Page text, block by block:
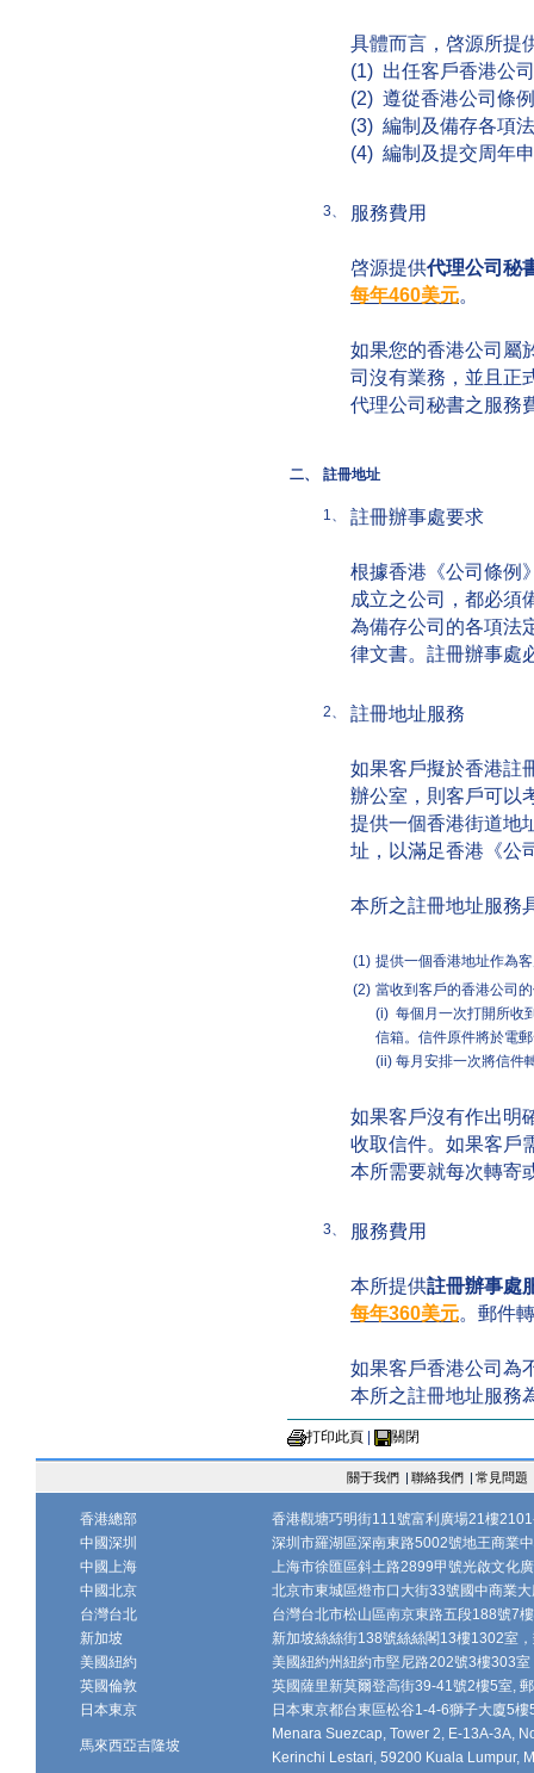
具體而言，啓源所提
(1) 出任客戶香港公
(2) 遵從香港公司條
(3) 編制及備存各項
(4) 編制及提交周年
3、 服務費用
啓源提供代理公司秘
每年460美元。
如果您的香港公司屬
司沒有業務，並且正
代理公司秘書之服務
二、 註冊地址
1、 註冊辦事處要求
根據香港《公司條例
成立之公司，都必須
為備存公司的各項法
律文書。註冊辦事處
2、 註冊地址服務
如果客戶擬於香港註
辦公室，則客戶可以
提供一個香港街道地
址，以滿足香港《公
本所之註冊地址服務
(1) 提供一個香港地址作為
(2) 當收到客戶的香港公司
(i) 每個月一次打開所收
信箱。信件原件將於電
(ii) 每月安排一次將信件
如果客戶沒有作出明
收取信件。如果客戶
本所需要就每次轉寄
3、 服務費用
本所提供註冊辦事處
每年360美元。郵件
如果客戶香港公司為
本所之註冊地址服務
打印此頁 關閉
關于我們 | 聯絡我們 | 常見問題
香港總部
香港觀塘巧明街111號富利廣場21樓
中國深圳
深圳市羅湖區深南東路5002號地王商業
中國上海
上海市徐匯區斜土路2899甲號光啟文化
中國北京
北京市東城區燈市口大街33號國中商業
台灣台北
台灣台北市松山區南京東路五段188號7
新加坡
新加坡絲絲街138號絲絲閣13樓1302室
美國紐約
美國紐約州紐約市堅尼路202號3樓303
英國倫敦
英國薩里新莫爾登高街39-41號2樓5室,
日本東京
日本東京都台東區松谷1-4-6獅子大廈5
馬來西亞吉隆坡
Menara Suezcap, Tower 2, E-13A-3A,
Kerinchi Lestari, 59200 Kuala Lumpur,